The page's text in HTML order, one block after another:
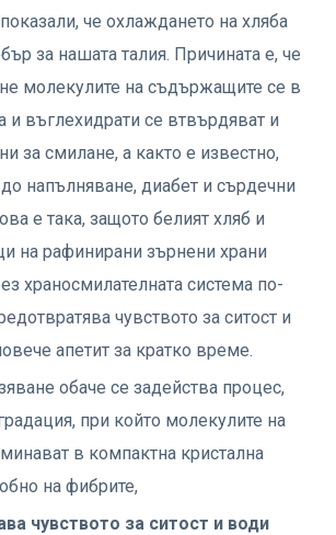
че охлаждането на хляба
за нашата талия. Причината е, че
молекулите на съдържащите се в
и въглехидрати се втвърдяват и
за смилане, а както е известно,
напълняване, диабет и сърдечни
е така, защото белият хляб и
на рафинирани зърнени храни
храносмилателната система по-
чувството за ситост и
апетит за кратко време.
обаче се задейства процес,
при който молекулите на
в компактна кристална
на фибрите,
чувството за ситост и води